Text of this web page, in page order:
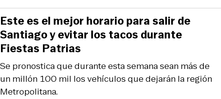
Se pronostica que durante esta semana sean más de
un millón 100 mil los vehículos que dejarán la región
Metropolitana.
Este es el mejor horario para salir de
Santiago y evitar los tacos durante
Fiestas Patrias